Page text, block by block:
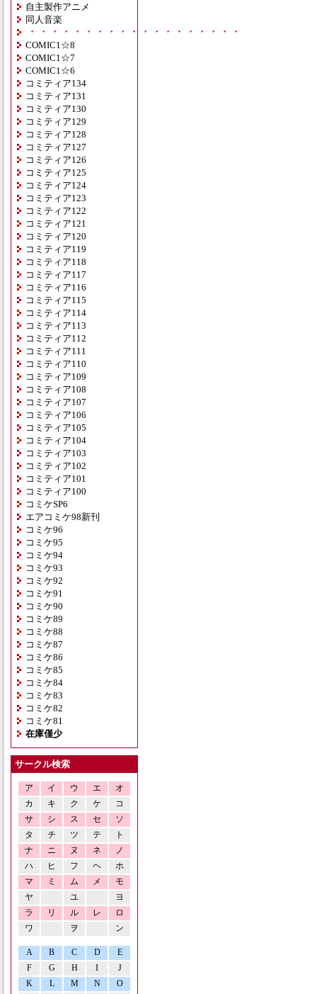
自主製作アニメ
同人音楽
・・・・・・・・・・・・・・・・・・・
COMIC1☆8
COMIC1☆7
COMIC1☆6
コミティア134
コミティア131
コミティア130
コミティア129
コミティア128
コミティア127
コミティア126
コミティア125
コミティア124
コミティア123
コミティア122
コミティア121
コミティア120
コミティア119
コミティア118
コミティア117
コミティア116
コミティア115
コミティア114
コミティア113
コミティア112
コミティア111
コミティア110
コミティア109
コミティア108
コミティア107
コミティア106
コミティア105
コミティア104
コミティア103
コミティア102
コミティア101
コミティア100
コミケSP6
エアコミケ98新刊
コミケ96
コミケ95
コミケ94
コミケ93
コミケ92
コミケ91
コミケ90
コミケ89
コミケ88
コミケ87
コミケ86
コミケ85
コミケ84
コミケ83
コミケ82
コミケ81
在庫僅少
サークル検索
ア イ ウ エ
オ
カ
キ ク ケ
コ
サ
シ ス セ
ソ
タ
チ ツ テ
ト
ナ
ニ ヌ ネ
ノ
ハ
ヒ フ ヘ
ホ
マ
ミ ム メ
モ
ヤ
ユ
ヨ
ラ
リ ル レ
ロ
ワ
ヲ ン
A B C D
E
F
G H I
J
K
L M N O